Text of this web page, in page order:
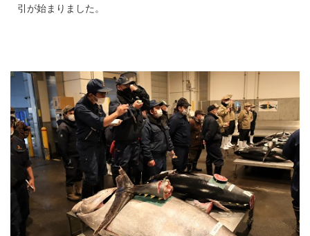
引が始まりました。